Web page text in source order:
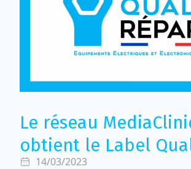
Le réseau
obtient le Label
14/03/2023